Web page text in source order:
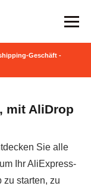
Geschäft -
mit AliDrop
Sie alle
Ihr AliExpress-
zu starten, zu